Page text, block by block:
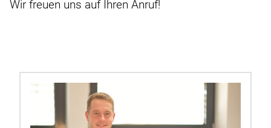
Wir freuen uns auf Ihren Anruf!